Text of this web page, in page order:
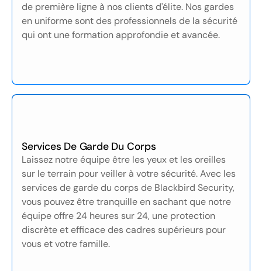
de première ligne à nos clients d'élite. Nos gardes
en uniforme sont des professionnels de la sécurité
qui ont une formation approfondie et avancée.
Services De Garde Du Corps
Laissez notre équipe être les yeux et les oreilles
sur le terrain pour veiller à votre sécurité. Avec les
services de garde du corps de Blackbird Security,
vous pouvez être tranquille en sachant que notre
équipe offre 24 heures sur 24, une protection
discrète et efficace des cadres supérieurs pour
vous et votre famille.